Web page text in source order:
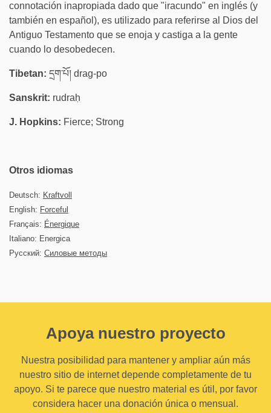
connotación inapropiada dado que "iracundo" en inglés (y
también en español), es utilizado para referirse al Dios del
Antiguo Testamento que se enoja y castiga a la gente
cuando lo desobedecen.
Tibetan: དྲག་པོ། drag-po
Sanskrit: rudraḥ
J. Hopkins: Fierce; Strong
Otros idiomas
Deutsch: Kraftvoll
English: Forceful
Français: Énergique
Italiano: Energica
Русский: Силовые методы
Apoya nuestro proyecto
Nuestra posibilidad para mantener y ampliar aún más
nuestro sitio de internet depende completamente de tu
apoyo. Si te parece que nuestro material es útil, por favor
considera hacer una donación única o mensual.